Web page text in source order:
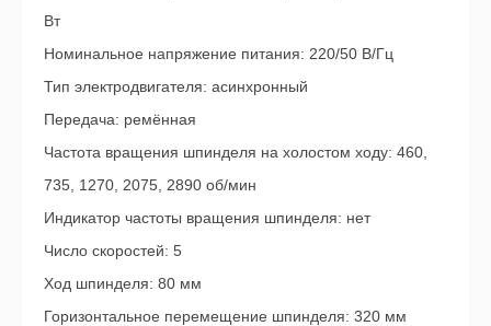
Вт
Номинальное напряжение питания: 220/50 В/Гц
Тип электродвигателя: асинхронный
Передача: ремённая
Частота вращения шпинделя на холостом ходу: 460,
735, 1270, 2075, 2890 об/мин
Индикатор частоты вращения шпинделя: нет
Число скоростей: 5
Ход шпинделя: 80 мм
Горизонтальное перемещение шпинделя: 320 мм